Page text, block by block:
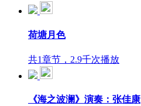
荷塘月色
共1章节，2.9千次播放
《海之波澜》演奏：张佳康